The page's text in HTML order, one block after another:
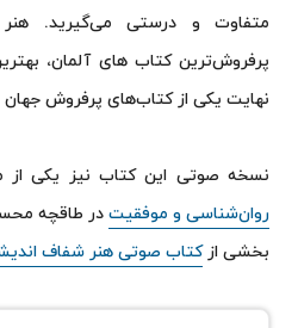
متفاوت و درستی می‌گیرید.
پرفروش‌ترین کتاب های آلمان،
نهایت یکی از کتاب‌های پرفروش
نسخه صوتی این کتاب نیز یکی
روان‌شناسی و موفقیتدر طاقچه
بخشی ازکتاب صوتی هنر شفاف